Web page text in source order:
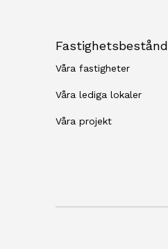
Fastighetsbestånd
Våra fastigheter
Våra lediga lokaler
Våra projekt